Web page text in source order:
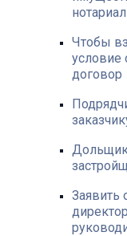
Чтобы
условие
договор
Дольщик
Заявить